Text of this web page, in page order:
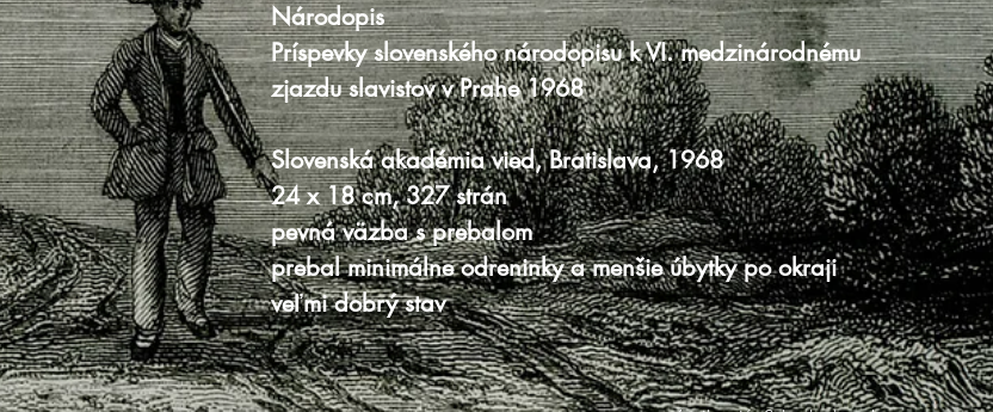
Národopis
Príspevky slovenského národopisu k VI. medzinárodnému
zjazdu slavistov v Prahe 1968
Slovenská akadémia vied, Bratislava, 1968
24 x 18 cm, 327 strán
pevná väzba s prebalom
prebal minimálne odreninky a menšie úbytky po okraji
veľmi dobrý stav